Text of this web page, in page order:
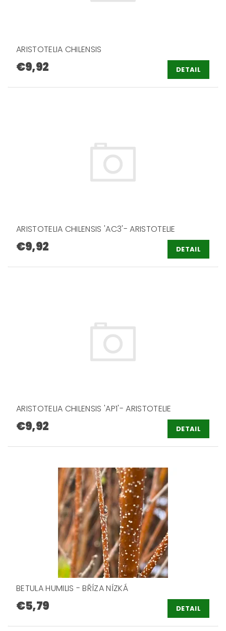
ARISTOTELIA CHILENSIS
€9,92 DETAIL
ARISTOTELIA CHILENSIS 'AC3'- ARISTOTELIE
€9,92 DETAIL
ARISTOTELIA CHILENSIS 'AP1'- ARISTOTELIE
€9,92 DETAIL
BETULA HUMILIS - BŘÍZA NÍZKÁ
€5,79 DETAIL